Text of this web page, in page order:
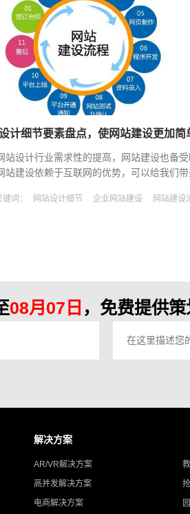
互联网用户获取信
计细节要素盘点，使网站建设更加简
站设计行业需求性的提高，网站建设也备受
站建设依赖于互联网的优势，可以给我们
的效果。以下介绍网站建设的细节要素，
键词： 网站设计细节 企业网站建设 网站建设流
08月07日 ，免费提供
解决方案
AR/VR解决方案
高并发解决方案
电商解决方案